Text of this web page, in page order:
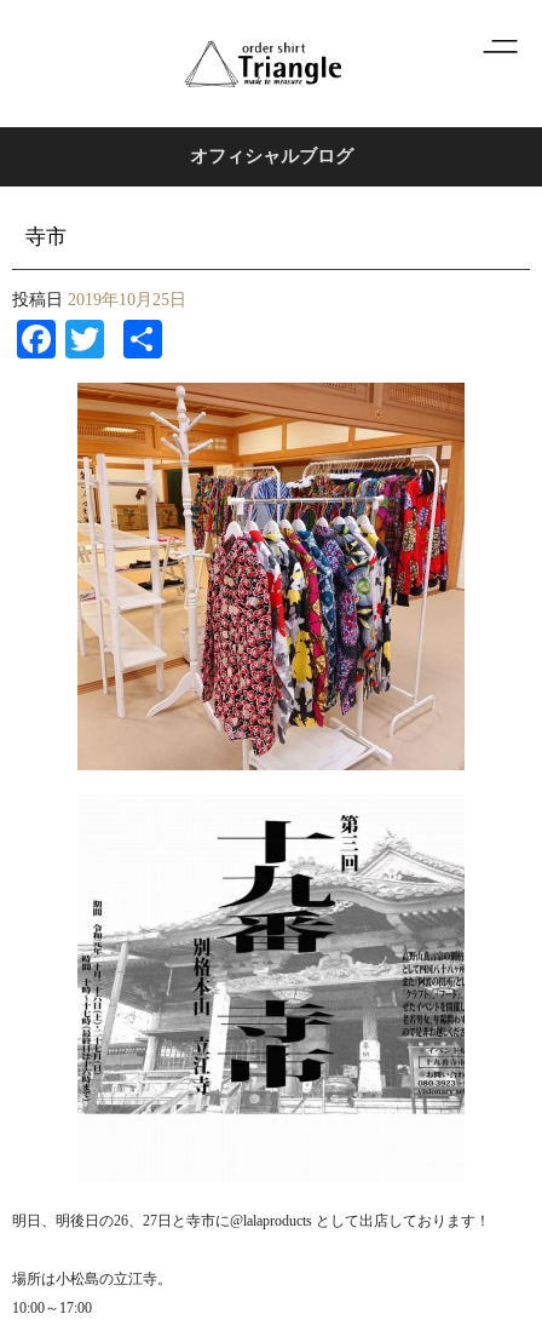
オフィシャルブログ
寺市
投稿日 2019年10月25日
Facebook
Twitter
有
明日、明後日の26、27日と寺市に@lalaproducts として出店しております！
場所は小松島の立江寺。
10:00～17:00